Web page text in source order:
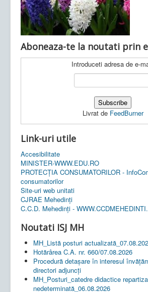
Aboneaza-te la noutati prin
Introduceti adresa de e-
Livrat de FeedBurner
Link-uri utile
Accesibilitate
MINISTER-WWW.EDU.RO
PROTECȚIA CONSUMATORILOR -
consumatorilor
Site-uri web unitati
CJRAE Mehedinți
C.C.D. Mehedinţi -
Noutati ISJ MH
MH_Listă posturi
Hotărârea C.A. nr. 660/07.08.2026
Procedură detașare în interesul
directori adjuncți
MH_Posturi_catedre didactice
nedeterminată_06.08.2026